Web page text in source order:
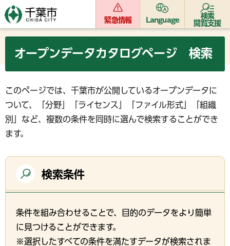
緊急情報 Language
検索
閲覧支援
オープンデータカタログページ 検索
このページでは、千葉市が公開しているオープンデータに
ついて、「分野」「ライセンス」「ファイル形式」「組織
別」など、複数の条件を同時に選んで検索することができ
ます。
検索条件
条件を組み合わせることで、目的のデータをより簡単
に見つけることができます。
※選択したすべての条件を満たすデータが検索されま